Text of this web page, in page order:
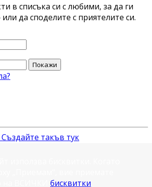
в списъка си с любими, за да ги
да споделите с приятелите си.
Покажи
такъв тук
бисквитки